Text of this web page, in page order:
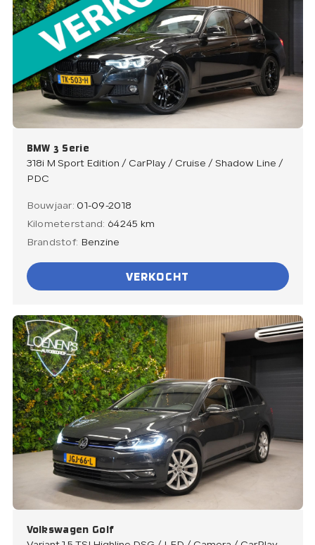
BMW 3 Serie
318i M Sport Edition / CarPlay / Cruise / Shadow Line /
PDC
Bouwjaar: 01-09-2018
Kilometerstand: 64245 km
Brandstof: Benzine
VERKOCHT
Volkswagen Golf